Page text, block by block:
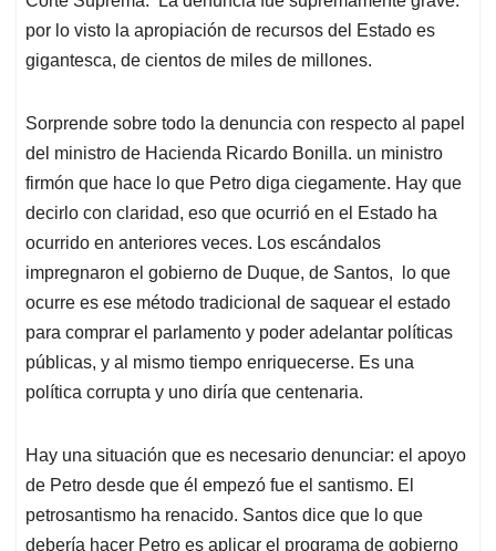
por lo visto la apropiación de recursos del Estado es
gigantesca, de cientos de miles de millones.
Sorprende sobre todo la denuncia con respecto al papel
del ministro de Hacienda Ricardo Bonilla. un ministro
firmón que hace lo que Petro diga ciegamente. Hay que
decirlo con claridad, eso que ocurrió en el Estado ha
ocurrido en anteriores veces. Los escándalos
impregnaron el gobierno de Duque, de Santos, lo que
ocurre es ese método tradicional de saquear el estado
para comprar el parlamento y poder adelantar políticas
públicas, y al mismo tiempo enriquecerse. Es una
política corrupta y uno diría que centenaria.
Hay una situación que es necesario denunciar: el apoyo
de Petro desde que él empezó fue el santismo. El
petrosantismo ha renacido. Santos dice que lo que
debería hacer Petro es aplicar el programa de gobierno